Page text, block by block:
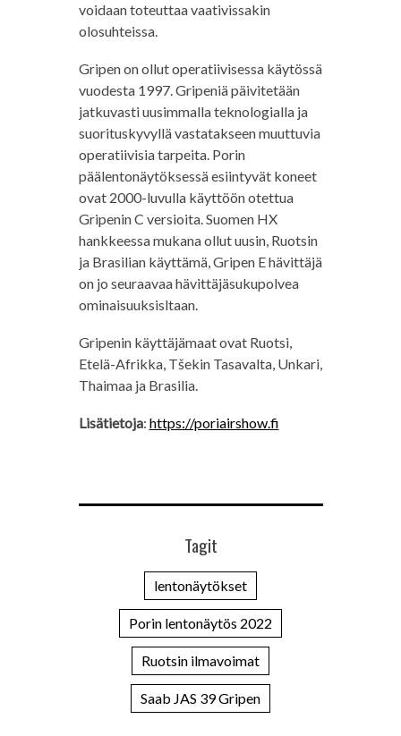
voidaan toteuttaa vaativissakin
olosuhteissa.
Gripen on ollut operatiivisessa käytössä
vuodesta 1997. Gripeniä päivitetään
jatkuvasti uusimmalla teknologialla ja
suorituskyvyllä vastatakseen muuttuvia
operatiivisia tarpeita. Porin
päälentonäytöksessä esiintyvät koneet
ovat 2000-luvulla käyttöön otettua
Gripenin C versioita. Suomen HX
hankkeessa mukana ollut uusin, Ruotsin
ja Brasilian käyttämä, Gripen E hävittäjä
on jo seuraavaa hävittäjäsukupolvea
ominaisuuksisltaan.
Gripenin käyttäjämaat ovat Ruotsi,
Etelä-Afrikka, Tšekin Tasavalta, Unkari,
Thaimaa ja Brasilia.
Lisätietoja: https://poriairshow.fi
Tagit
lentonäytökset
Porin lentonäytös 2022
Ruotsin ilmavoimat
Saab JAS 39 Gripen